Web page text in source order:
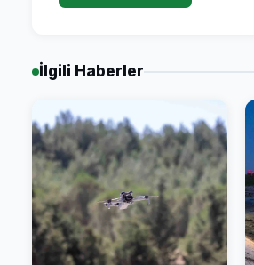
İlgili Haberler